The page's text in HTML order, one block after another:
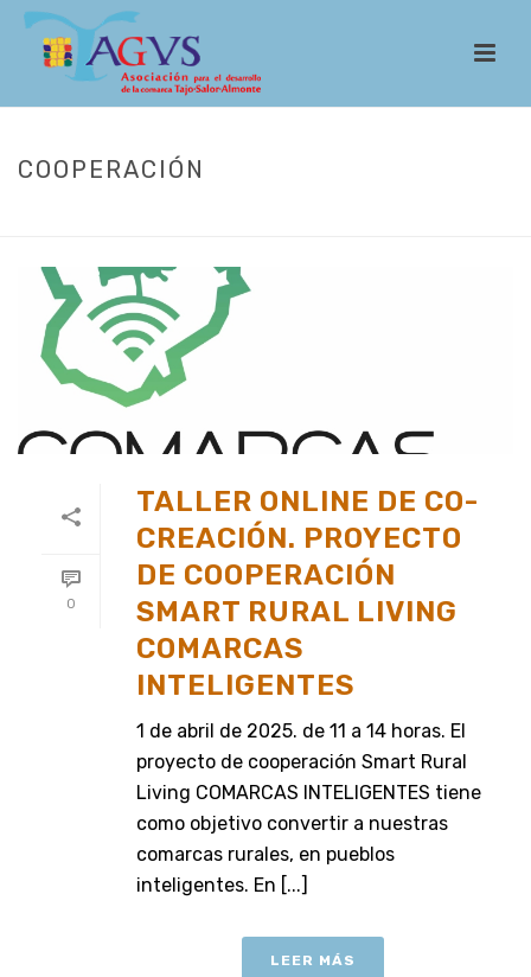
COOPERACIÓN
0
TALLER ONLINE DE CO-
CREACIÓN. PROYECTO
DE COOPERACIÓN
SMART RURAL LIVING
COMARCAS
INTELIGENTES
1 de abril de 2025. de 11 a 14 horas. El
proyecto de cooperación Smart Rural
Living COMARCAS INTELIGENTES tiene
como objetivo convertir a nuestras
comarcas rurales, en pueblos
inteligentes. En [...]
LEER MÁS